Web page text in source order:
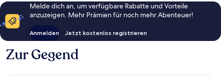
Melde dich an, um verfügbare Rabatte und Vorteile
anzuzeigen. Mehr Prämien für noch mehr Abenteuer!
Anmelden Jetzt kostenlos registrieren
Zur Gegend